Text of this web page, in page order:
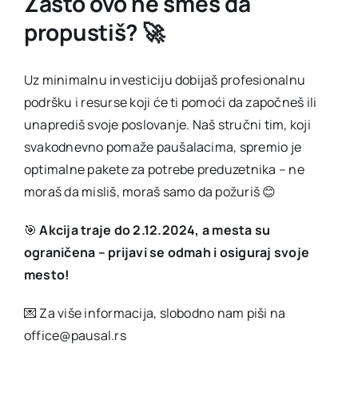
propustiš? 🚀
Uz minimalnu investiciju dobijaš profesionalnu
podršku i resurse koji će ti pomoći da započneš ili
unaprediš svoje poslovanje. Naš stručni tim, koji
svakodnevno pomaže paušalacima, spremio je
optimalne pakete za potrebe preduzetnika – ne
moraš da misliš, moraš samo da požuriš 😊
🎯Akcija traje do 2.12.2024, a mesta su
ograničena – prijavi se odmah i osiguraj svoje
mesto!
💌 Za više informacija, slobodno nam piši na
office@pausal.rs